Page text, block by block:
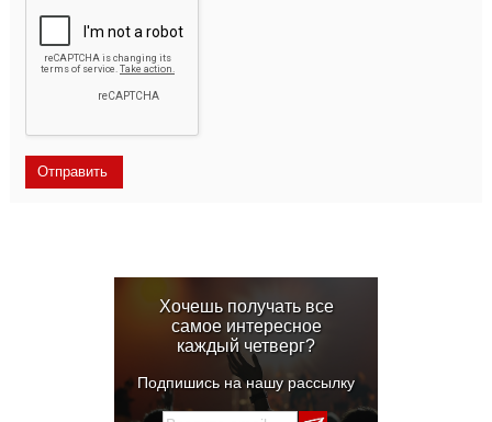
Хочешь получать все
самое интересное
каждый четверг?
Подпишись на нашу рассылку